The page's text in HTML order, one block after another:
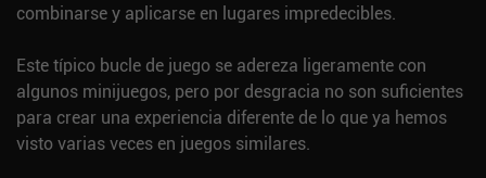
combinarse y aplicarse en lugares impredecibles.
Este típico bucle de juego se adereza ligeramente con
algunos minijuegos, pero por desgracia no son suficientes
para crear una experiencia diferente de lo que ya hemos
visto varias veces en juegos similares.